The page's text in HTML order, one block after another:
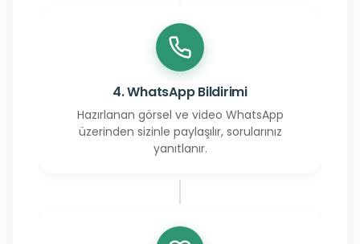
4. WhatsApp Bildirimi
Hazırlanan görsel ve video WhatsApp
üzerinden sizinle paylaşılır, sorularınız
yanıtlanır.